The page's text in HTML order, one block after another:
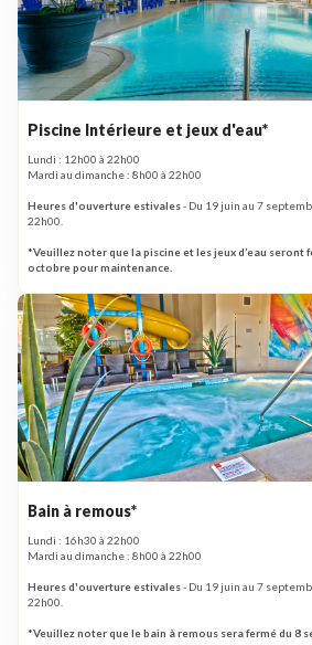
Piscine Intérieure et jeux d'eau*
Lundi : 12h00 à 22h00
Mardi au dimanche : 8h00 à 22h00
Heures d'ouverture estivales- Du 19 juin au 7
22h00.
*Veuillez noter que la piscine et les jeux d’eau seront
octobre pour maintenance.
Bain à remous*
Lundi : 16h30 à 22h00
Mardi au dimanche : 8h00 à 22h00
Heures d'ouverture estivales- Du 19 juin au 7
22h00.
*Veuillez noter que le bain à remous sera fermé du 8